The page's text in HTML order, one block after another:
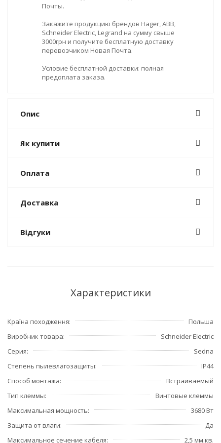
Почты.
Закажите продукцию брендов Hager, ABB,
Schneider Electric, Legrand на сумму свыше
3000грн и получите бесплатную доставку
перевозчиком Новая Почта.
Условие бесплатной доставки: полная
предоплата заказа.
Опис
Як купити
Оплата
Доставка
Відгуки
Характеристики
Країна походження
Польша
Виробник товара
Schneider Electric
Серия
Sedna
Степень пылевлагозащиты
IP44
Способ монтажа
Встраиваемый
Тип клеммы
Винтовые клеммы
Максимальная мощность
3680 Вт
Защита от влаги
Да
Максимальное сечение кабеля
2,5 мм.кв.